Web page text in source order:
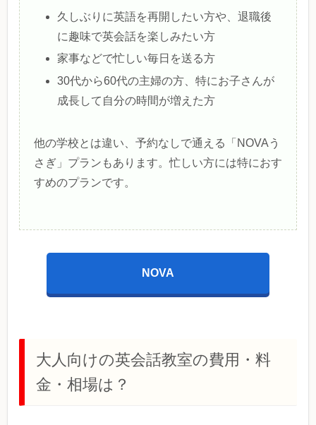
久しぶりに英語を再開したい方や、退職後
に趣味で英会話を楽しみたい方
家事などで忙しい毎日を送る方
30代から60代の主婦の方、特にお子さんが
成長して自分の時間が増えた方
他の学校とは違い、予約なしで通える「NOVAう
さぎ」プランもあります。忙しい方には特におす
すめのプランです。
NOVA
大人向けの英会話教室の費用・料
金・相場は？